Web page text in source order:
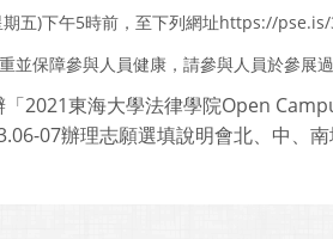
五)下午5時前，至下列網址https://pse.is/
並保障參與人員健康，請參與人員於參展
2021東海大學法律學院Open
07辦理志願選填說明會北、中、